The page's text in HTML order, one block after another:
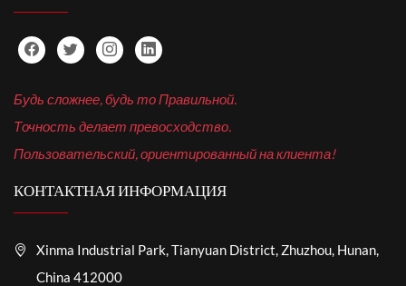
Будь сложнее, будь то Правильной.
Точность делает превосходство.
Пользовательский, ориентированный на клиента!
КОНТАКТНАЯ ИНФОРМАЦИЯ
Xinma Industrial Park, Tianyuan District, Zhuzhou, Hunan,
China 412000